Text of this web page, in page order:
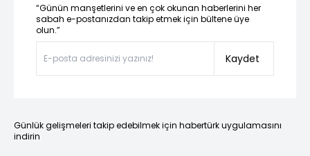
“Günün manşetlerini ve en çok okunan haberlerini her
sabah e-postanızdan takip etmek için bültene üye
olun.”
Kaydet
Günlük gelişmeleri takip edebilmek için habertürk uygulamasını
indirin